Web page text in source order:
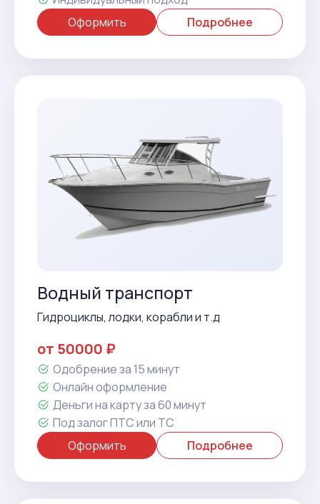
Оформить
Подробнее
Водный транспорт
Гидроциклы, лодки, корабли и т.д
от 50000 ₽
Одобрение за 15 минут
Онлайн оформление
Деньги на карту за 60 минут
Под залог ПТС или ТС
Оформить
Подробнее